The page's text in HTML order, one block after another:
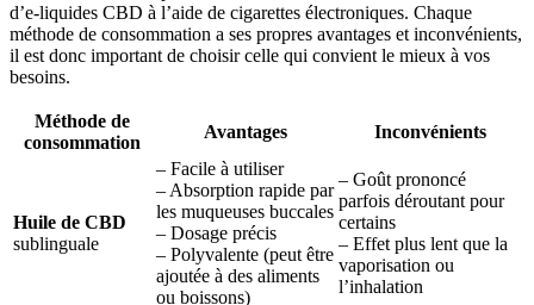
d’e-liquides CBD à l’aide de cigarettes électroniques. Chaque
méthode de consommation a ses propres avantages et inconvénients,
il est donc important de choisir celle qui convient le mieux à vos
besoins.
Méthode de
consommation
Avantages Inconvénients
Huile de CBD
sublinguale
– Facile à utiliser
– Absorption rapide par
les muqueuses buccales
– Dosage précis
– Polyvalente (peut être
ajoutée à des aliments
ou boissons)
– Goût prononcé
parfois déroutant pour
certains
– Effet plus lent que la
vaporisation ou
l’inhalation